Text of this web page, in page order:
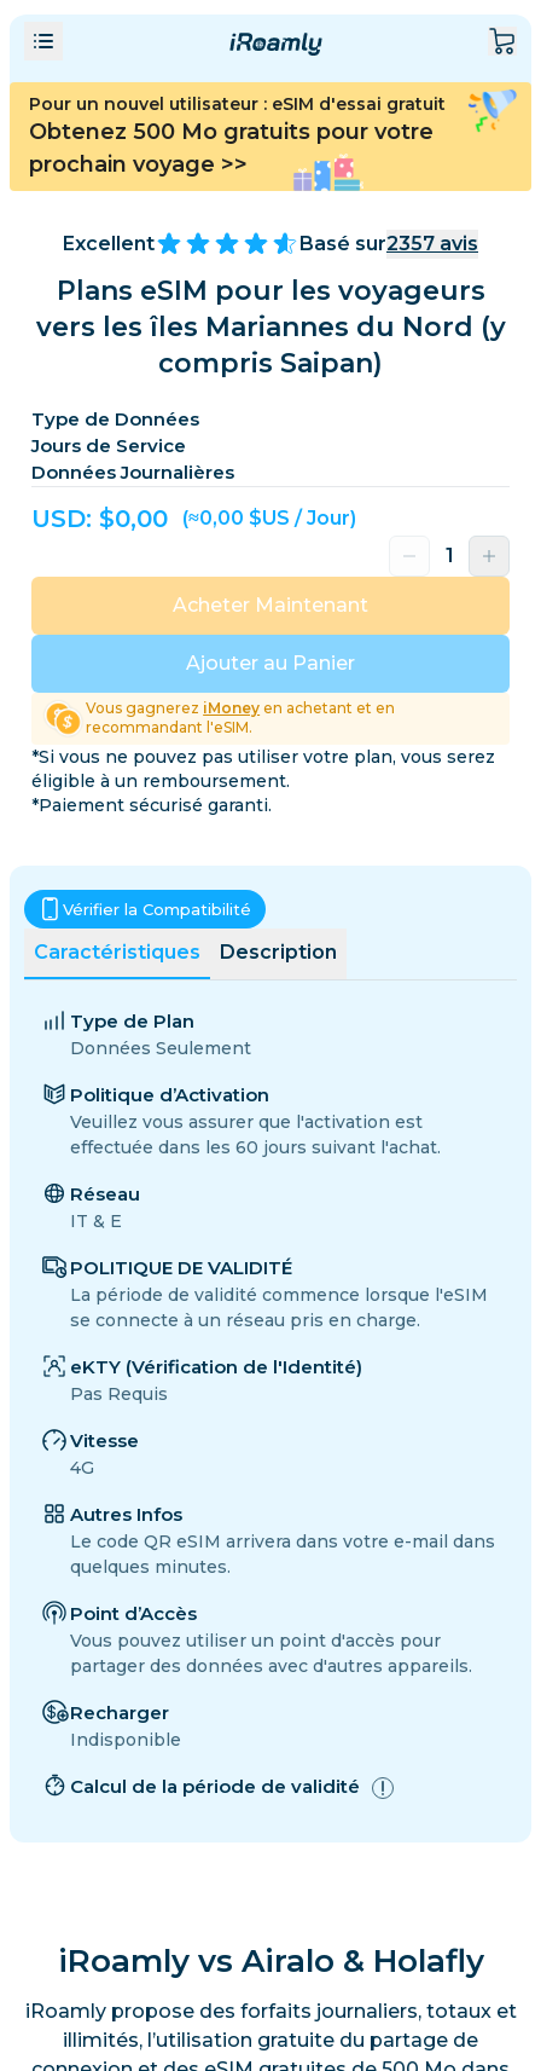
Pour un nouvel utilisateur : eSIM d'essai gratuit
Obtenez 500 Mo gratuits pour votre
prochain voyage >>
Excellent Basé sur2357 avis
Plans eSIM pour les voyageurs
vers les îles Mariannes du Nord (y
compris Saipan)
Type de Données
Jours de Service
Données Journalières
USD: $0,00 (≈0,00 $US / Jour)
Ajouter au Panier
Acheter Maintenant
Vous gagnerez iMoney en achetant et en
recommandant l'eSIM.
*Si vous ne pouvez pas utiliser votre plan, vous serez
éligible à un remboursement.
*Paiement sécurisé garanti.
Caractéristiques Description
Vérifier la Compatibilité
Type de Plan
Données Seulement
Politique d’Activation
Veuillez vous assurer que l'activation est
effectuée dans les 60 jours suivant l'achat.
Réseau
IT & E
POLITIQUE DE VALIDITÉ
La période de validité commence lorsque l'eSIM
se connecte à un réseau pris en charge.
eKTY (Vérification de l'Identité)
Pas Requis
Vitesse
4G
Autres Infos
Le code QR eSIM arrivera dans votre e-mail dans
quelques minutes.
Point d’Accès
Vous pouvez utiliser un point d'accès pour
partager des données avec d'autres appareils.
Recharger
Indisponible
Calcul de la période de validité
iRoamly vs Airalo & Holafly
iRoamly propose des forfaits journaliers, totaux et
illimités, l’utilisation gratuite du partage de